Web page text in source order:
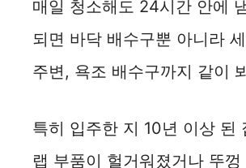
매일 청소해도 24시간 안에
되면 바닥 배수구뿐 아니라
주변, 욕조 배수구까지 같이
특히 입주한 지 10년 이상 된
랩 부품이 헐거워졌거나 뚜